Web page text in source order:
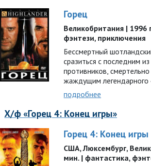
Горец
Великобритания | 1996
фэнтези, приключения
Бессмертный
сразиться с последним
противников,
жаждущим легендарного
подробнее
Х/ф «Горец 4: Конец игры»
Горец 4: Конец игры
США, Люксембург,
мин. | фантастика,